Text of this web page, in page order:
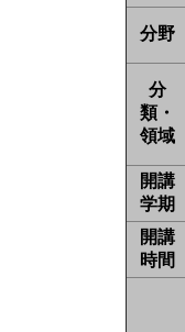
分野
分
類・
領域
開講
学期
開講
時間